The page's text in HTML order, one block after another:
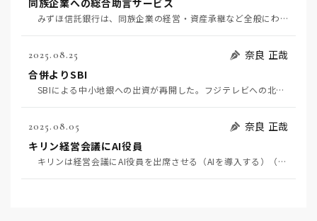
同族企業への総合助言サービス
みずほ信託銀行は、同族企業の経営・資産承継など全般にわたる助言サービスを開始する（4月7日日経）。…
2025.08.25
奈良 正哉
合併よりSBI
SBIによる中小地銀への出資が再開した。フジテレビへの北尾氏の役員就任可能性がなくなったからだろう…
2025.08.05
奈良 正哉
キリン経営会議にAI役員
キリンは経営会議にAI役員を出席させる（AIを導入する）（8月4日日経）。社内外の情報を学習させて…